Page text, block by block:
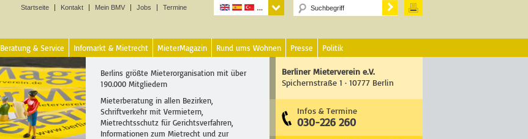
Startseite Kontakt Mein BMV Jobs Termine
Beratung & Service Infomarkt & Mietrecht MieterMagazin Rund ums Wohnen Presse Politik
Berlins größte Mieterorganisation mit über
190.000 Mitgliedern
Mieterberatung in allen Bezirken,
Schriftverkehr mit Vermietern,
Mietrechtsschutz für Gerichtsverfahren,
Informationen zum Mietrecht und zur
Berliner Mieterverein e.V.
Spichernstraße 1 · 10777 Berlin
Infos & Termine
030-226 260